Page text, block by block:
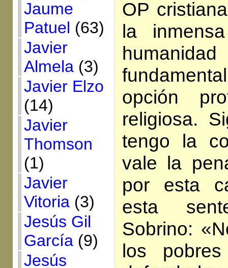
Jaume
Patuel (63)
Javier
Almela(3)
Javier Elzo
(14)
Javier
Thomson
(1)
Javier
Vitoria(3)
Jesús Gil
García(9)
Jesús
OP
la
opción
religiosa.
tengo la
vale la
por esta
esta
Sobrino:
los